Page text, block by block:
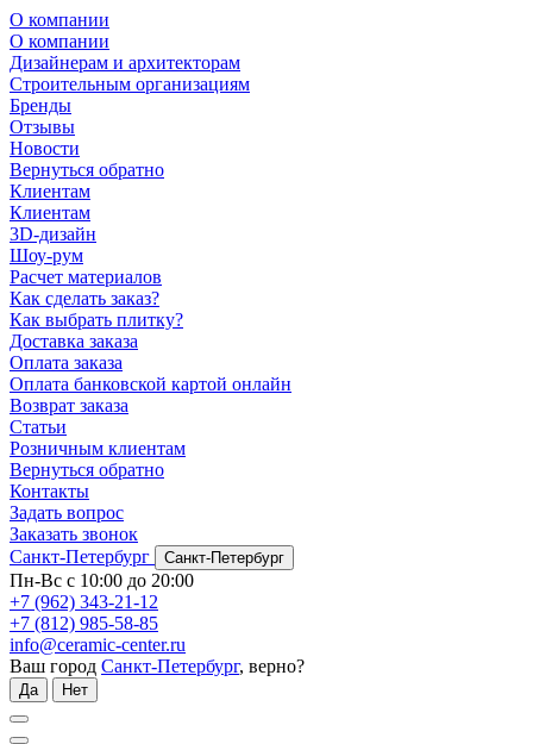
О компании
О компании
Дизайнерам и архитекторам
Строительным организациям
Бренды
Отзывы
Новости
Вернуться обратно
Клиентам
Клиентам
3D-дизайн
Шоу-рум
Расчет материалов
Как сделать заказ?
Как выбрать плитку?
Доставка заказа
Оплата заказа
Оплата банковской картой онлайн
Возврат заказа
Статьи
Розничным клиентам
Вернуться обратно
Контакты
Задать вопрос
Заказать звонок
Санкт-Петербург
Санкт-Петербург
Пн-Вс с 10:00 до 20:00
+7 (962) 343-21-12
+7 (812) 985-58-85
info@ceramic-center.ru
Ваш город Санкт-Петербург, верно?
Да Нет